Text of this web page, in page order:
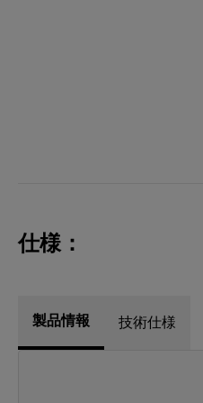
仕様：
製品情報 技術仕様